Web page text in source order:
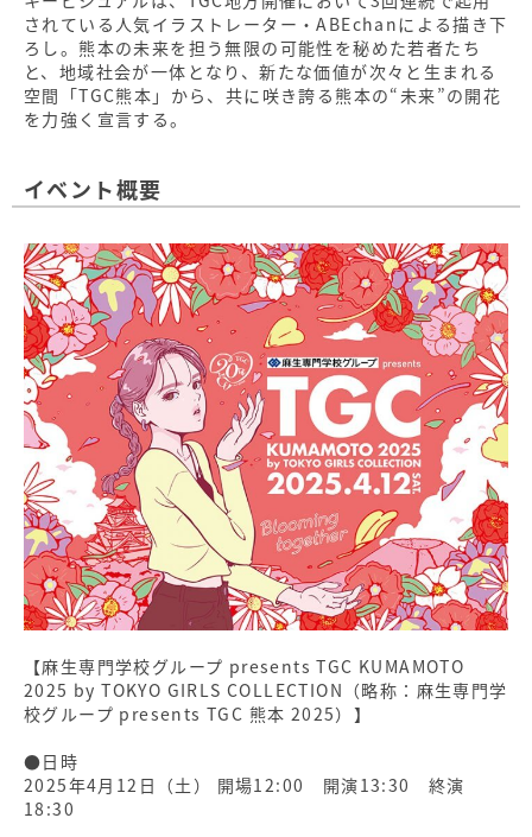
されている人気イラストレーター・ABEchanによる描き下
ろし。熊本の未来を担う無限の可能性を秘めた若者たち
と、地域社会が一体となり、新たな価値が次々と生まれる
空間「TGC熊本」から、共に咲き誇る熊本の“未来”の開花
を力強く宣言する。
イベント概要
【麻生専門学校グループ presents TGC KUMAMOTO
2025 by TOKYO GIRLS COLLECTION（略称：麻生専門学
校グループ presents TGC 熊本 2025）】
●日時
2025年4月12日（土） 開場12:00 開演13:30 終演
18:30